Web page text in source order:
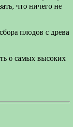
что ничего не
плодов с древа
о самых высоких